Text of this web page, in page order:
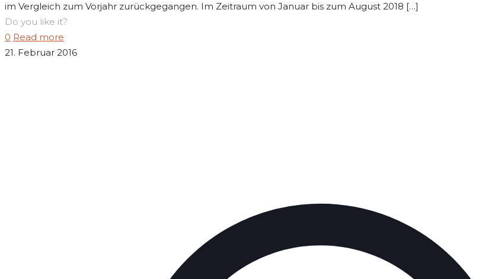
im Vergleich zum Vorjahr zurückgegangen. Im Zeitraum von Januar bis zum August 2018 […]
Do you like it?
0 Read more
21. Februar 2016